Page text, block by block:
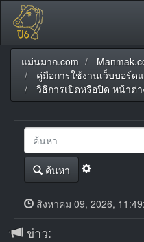
แม่นมาก.com
คู่มือการใช้งานเว็บบอร์ด
วิธีการเปิดหรือปิด หน้าต่
ค้นหา
สิงหาคม 09, 2026,
ข่าว: